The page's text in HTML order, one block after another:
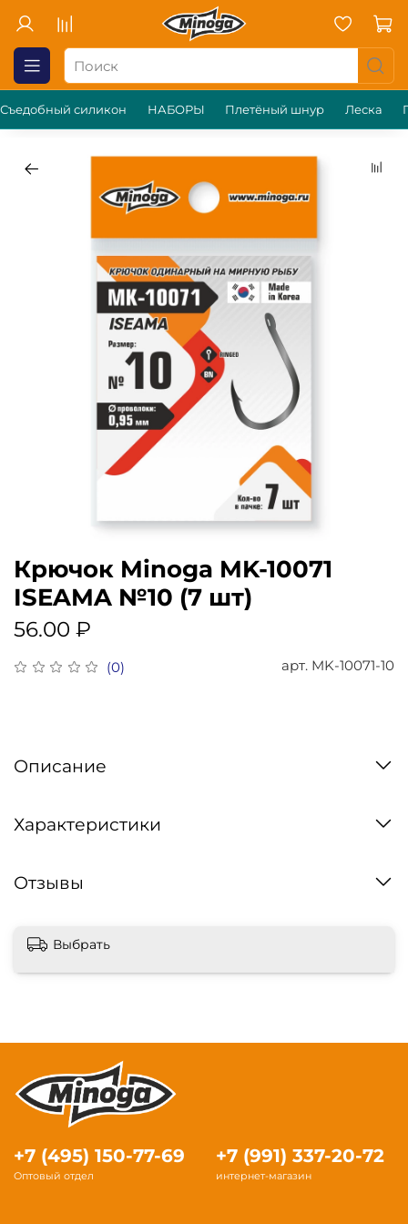
Съедобный силикон НАБОРЫ Плетёный шнур Леска
(0) арт. MK-10071-10
Крючок Minoga MK-10071
ISEAMA №10 (7 шт)
56.00 ₽
Описание
Характеристики
Отзывы
Выбрать
+7 (495) 150-77-69
Оптовый отдел
+7 (991) 337-20-72
интернет-магазин